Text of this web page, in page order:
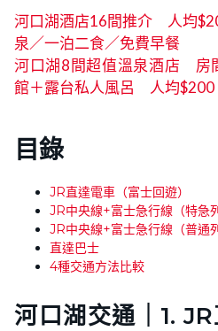
河口湖酒店16間推介 人均
泉／一泊二食／免費早餐
河口湖8間超值溫泉酒店
館＋露台私人風呂 人均$200
目錄
JR直達電車（富士回遊）
JR中央線+富士急行線（特急
JR中央線+富士急行線（普通
直達巴士
4種交通方法比較
河口湖交通｜1.